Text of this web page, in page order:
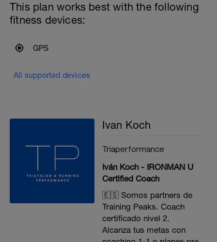
This plan works best with the following
fitness devices:
GPS
All supported devices
Ivan Koch
Triaperformance
Iván Koch - IRONMAN U
Certified Coach
🇪🇸 Somos partners de
Training Peaks. Coach
certificado nivel 2.
Alcanza tus metas con